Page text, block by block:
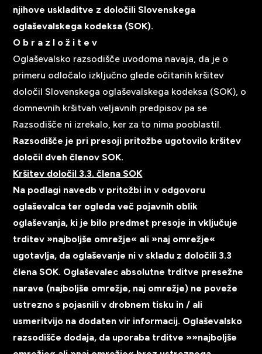
njihove uskladitve z določili Slovenskega
oglaševalskega kodeksa (SOK).
O b r a z l o ž i t e v
Oglaševalsko razsodišče uvodoma navaja, da je o
primeru odločalo izključno glede očitanih kršitev
določil Slovenskega oglaševalskega kodeksa (SOK), o
domnevnih kršitvah veljavnih predpisov pa se
Razsodišče ni izrekalo, ker za to nima pooblastil.
Razsodišče je pri presoji pritožbe ugotovilo kršitev
določil dveh členov SOK.
Kršitev določil 3.3. člena SOK
Na podlagi navedb v pritožbi in v odgovoru
oglaševalca ter ogleda več pojavnih oblik
oglaševanja, ki je bilo predmet presoje in vključuje
trditev »najboljše omrežje« ali »naj omrežje«
ugotavlja, da oglaševanje ni v skladu z določili 3.3
člena SOK. Oglaševalec absolutne trditve presežne
narave (najboljše omrežje, naj omrežje) ne poveže
ustrezno s pojasnili v drobnem tisku in / ali
usmeritvijo na dodaten vir informacij. Oglaševalsko
razsodišče dodaja, da uporaba trditve »»najboljše